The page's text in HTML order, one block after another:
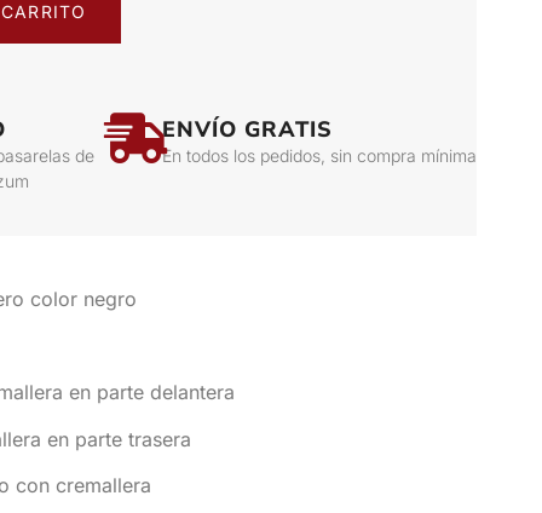
de
ENVÍO GRATIS
En todos los pedidos, sin compra mínima
color negro
en parte delantera
en parte trasera
con cremallera